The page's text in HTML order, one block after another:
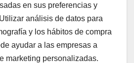
en sus preferencias y
análisis de datos para
y los hábitos de compra
ayudar a las empresas a
marketing personalizadas.